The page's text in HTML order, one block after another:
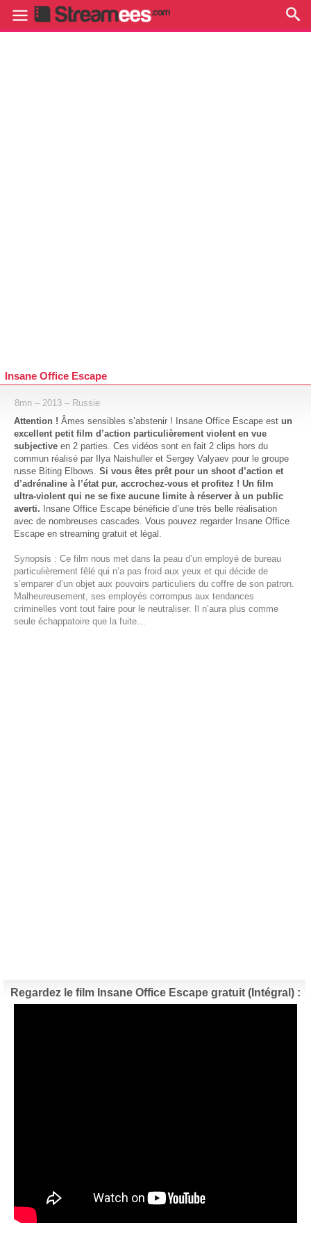
Insane Office Escape
8mn – 2013 – Russie
Attention ! Âmes sensibles s’abstenir ! Insane Office Escape est un
excellent petit film d’action particulièrement violent en vue
subjective en 2 parties. Ces vidéos sont en fait 2 clips hors du
commun réalisé par Ilya Naishuller et Sergey Valyaev pour le groupe
russe Biting Elbows. Si vous êtes prêt pour un shoot d’action et
d’adrénaline à l’état pur, accrochez-vous et profitez ! Un film
ultra-violent qui ne se fixe aucune limite à réserver à un public
averti. Insane Office Escape bénéficie d’une très belle réalisation
avec de nombreuses cascades. Vous pouvez regarder Insane Office
Escape en streaming gratuit et légal.
Synopsis : Ce film nous met dans la peau d’un employé de bureau
particulièrement fêlé qui n’a pas froid aux yeux et qui décide de
s’emparer d’un objet aux pouvoirs particuliers du coffre de son patron.
Malheureusement, ses employés corrompus aux tendances
criminelles vont tout faire pour le neutraliser. Il n’aura plus comme
seule échappatoire que la fuite…
Regardez le film Insane Office Escape gratuit (Intégral) :